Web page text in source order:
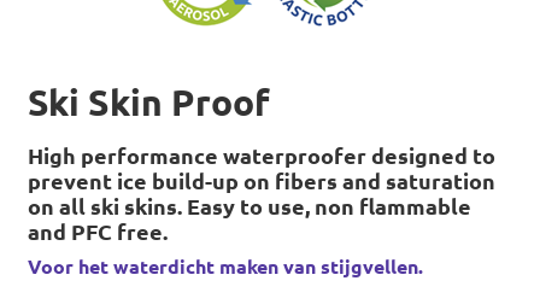
Ski Skin Proof
High performance waterproofer designed to
prevent ice build-up on fibers and saturation
on all ski skins. Easy to use, non flammable
and PFC free.
Voor het waterdicht maken van stijgvellen.